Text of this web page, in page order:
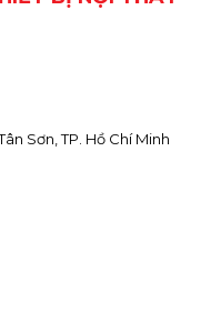
Sơn, TP. Hồ Chí Minh